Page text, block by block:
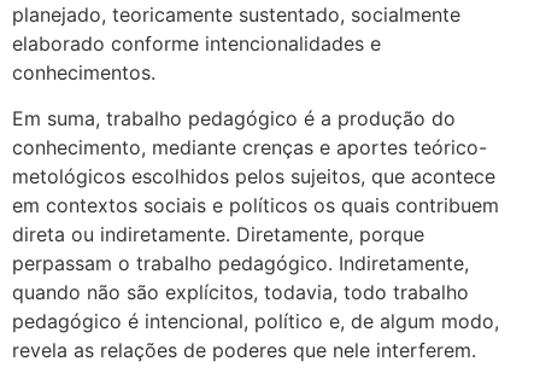
planejado, teoricamente sustentado, socialmente
elaborado conforme intencionalidades e
conhecimentos.
Em suma, trabalho pedagógico é a produção do
conhecimento, mediante crenças e aportes teórico-
metológicos escolhidos pelos sujeitos, que acontece
em contextos sociais e políticos os quais contribuem
direta ou indiretamente. Diretamente, porque
perpassam o trabalho pedagógico. Indiretamente,
quando não são explícitos, todavia, todo trabalho
pedagógico é intencional, político e, de algum modo,
revela as relações de poderes que nele interferem.